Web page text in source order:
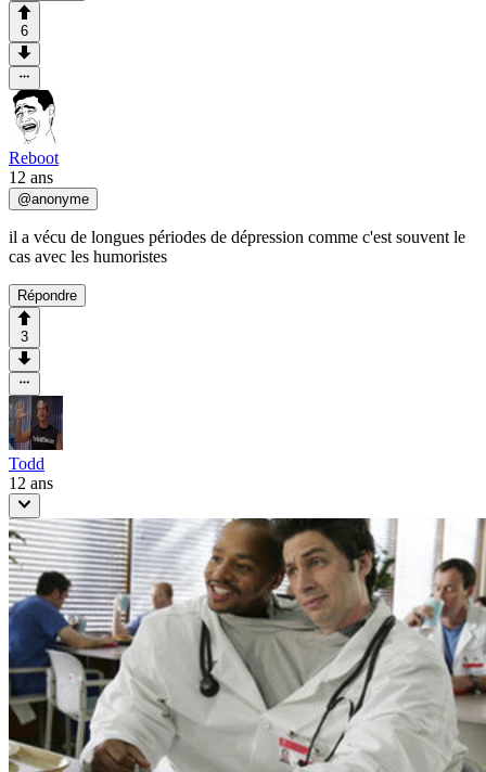
6
Reboot
12 ans
@anonyme
il a vécu de longues périodes de dépression comme c'est souvent le
cas avec les humoristes
Répondre
3
Todd
12 ans